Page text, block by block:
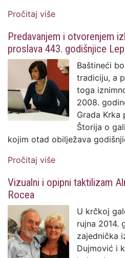
Pročitaj više
Predavanjem i otvorenjem
proslava 443. godišnjice
Baštineći
tradiciju, a
toga
2008.
Grada Krka
Štorija o
kojim otad obilježava
Pročitaj više
Lepantske bitke
Vizualni i opipni taktilizam
Rocea
U krčkoj
rujna 2014.
zajednička
Dujmović i